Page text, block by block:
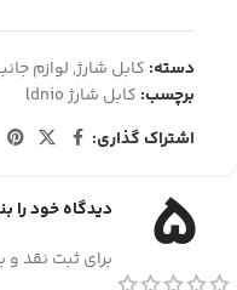
دسته: کابل شارژ, لوازم
برچسب: کابل شارژ ldnio
اشتراک گذاری:
5
دیدگاه خود را
برای ثبت نقد و